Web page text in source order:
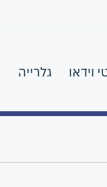
וידאו גלרייה